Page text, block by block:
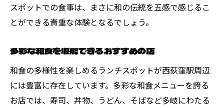
スポットでの食事は、まさに和の伝統を五感で感じるこ
とができる貴重な体験となるでしょう。
多彩な和食を堪能できるおすすめの店
和食の多様性を楽しめるランチスポットが西荻窪駅周辺
には豊富に存在しています。多彩な和食メニューを誇る
お店では、寿司、丼物、うどん、そばなど多岐にわたる